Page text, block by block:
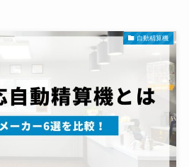
自動精算機